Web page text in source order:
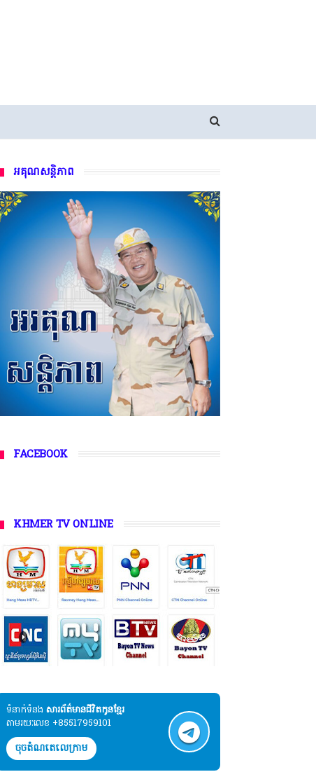
អគុណសន្តិភាព
FACEBOOK
KHMER TV ONLINE
ទំនាក់ទំនង​​ សារព័ត៌មានជីវិតកូនខ្មែរ
តាមរយៈលេខ +85517959101
ចុចតំណតេលេក្រាម